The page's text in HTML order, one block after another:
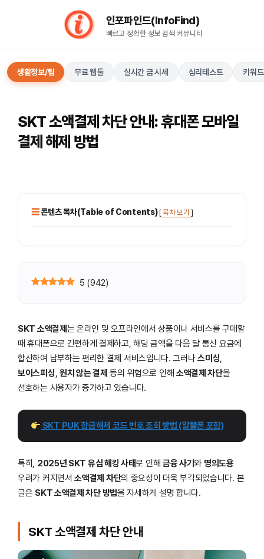
인포파인드(InfoFind)​​​​
빠르고 정확한 정보 검색 커뮤니티
생활정보/팁 무료 웹툴 실시간 금 시세 심리테스트 키워
SKT 소액결제 차단 안내: 휴대폰 모바일
결제 해제 방법
콘텐츠 목차(Table of Contents)[목차 보기 ]
5 (942)
SKT 소액결제 는 온라인 및 오프라인에서 상품이나 서비스를 구매할
때 휴대폰으로 간편하게 결제하고, 해당 금액을 다음 달 통신 요금에
합산하여 납부하는 편리한 결제 서비스입니다. 그러나스미싱,
보이스피싱, 원치 않는 결제 등의 위험으로 인해 소액결제 차단을
선호하는 사용자가 증가하고 있습니다.
SKT PUK 잠금해제 코드 번호 조회 방법 (알뜰폰 포함)
특히, 2025년 SKT 유심 해킹 사태로 인해 금융 사기와 명의도용
우려가 커지면서소액결제 차단의 중요성이 더욱 부각되었습니다. 본
글은 SKT 소액결제 차단 방법을 자세하게 설명 합니다.
SKT 소액결제 차단 안내